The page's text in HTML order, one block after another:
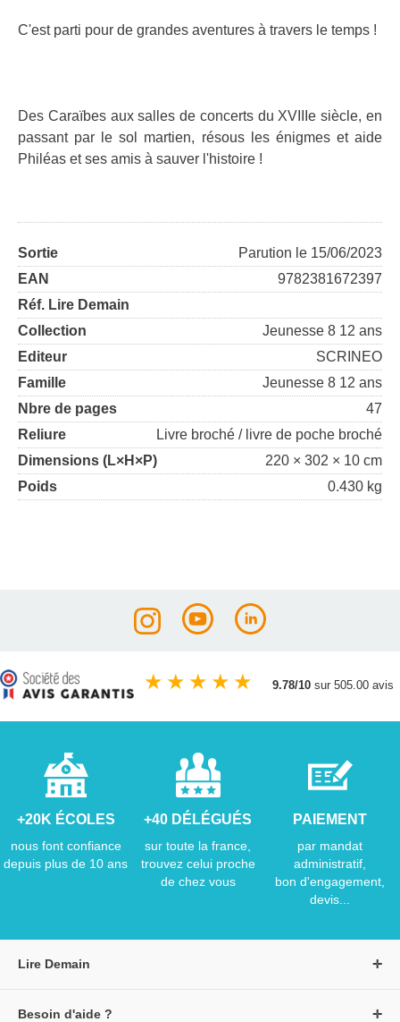
C'est parti pour de grandes aventures à travers le temps !
Des Caraïbes aux salles de concerts du XVIIIe siècle, en
passant par le sol martien, résous les énigmes et aide
Philéas et ses amis à sauver l'histoire !
Sortie
Parution le 15/06/2023
EAN
9782381672397
Réf. Lire Demain
Collection
Jeunesse 8 12 ans
Editeur
SCRINEO
Famille
Jeunesse 8 12 ans
Nbre de pages
47
Reliure
Livre broché / livre de poche broché
Dimensions (L×H×P)
220 × 302 × 10 cm
Poids
0.430 kg
★ ★ ★ ★ ★ 9.78/10 sur 505.00 avis
+20K ÉCOLES
nous font confiance
depuis plus de 10 ans
+40 DÉLÉGUÉS
sur toute la france,
trouvez celui proche
de chez vous
PAIEMENT
par mandat
administratif,
bon d'engagement,
devis...
Lire Demain
Besoin d'aide ?